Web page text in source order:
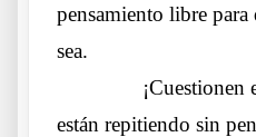
pensamiento libre para
sea.
¡Cuestionen
están repitiendo sin